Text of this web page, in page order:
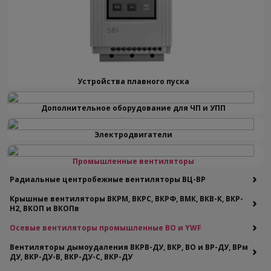
защищенным местам установки. При условии
защиты изделия от прямого солнечного
выносить вентиляторы на наружные стены
использовать оборудование в фасадных
системах вентиляции.
Разнообразие моделей и производительность
Модельный ряд вентиляторов YWF включает
множество вариантов, отличающихся
габаритами, мощностью двигателя, частотой
вращения ротора, производительностью по
воздуху, развиваемым статическим давлением и
другими параметрами. Производительность
зависимости от размера и исполнения.
Устройства плавного пуска
Дополнительное оборудование для ЧП и УПП
Электродвигатели
Промышленные вентиляторы
Радиальные центробежные вентиляторы ВЦ-ВР
Крышные вентиляторы ВКРМ, ВКРС, ВКРФ, ВМК, ВКВ-К, ВКР-
Н2, ВКОП и ВКОПв
Осевые вентиляторы промышленные ВО и YWF
Вентиляторы дымоудаления ВКРВ-ДУ, ВКР, ВО и ВР-ДУ, ВРм
ДУ, ВКР-ДУ-В, ВКР-ДУ-С, ВКР-ДУ